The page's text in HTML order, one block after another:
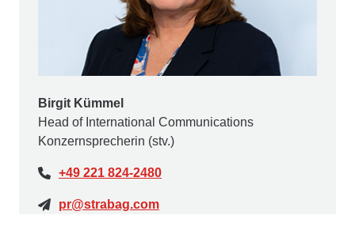
Birgit Kümmel
Head of International Communications
Konzernsprecherin (stv.)
+49 221 824-2480
pr@strabag.com